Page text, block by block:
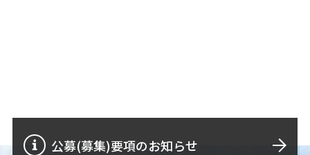
公募(募集)要項のお知らせ